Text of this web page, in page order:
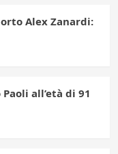
Alex Zanardi:
all’età di 91